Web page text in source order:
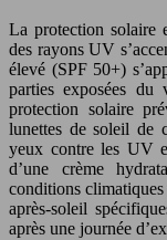
La protection solaire
des rayons UV
élevé (SPF 50+)
parties exposées
protection solaire
lunettes de soleil de
yeux contre les UV
d’une crème
conditions
après-soleil
après une journée